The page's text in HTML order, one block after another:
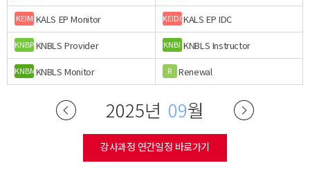
KEIM KALS EP Monitor KEIDCKALS EP IDC
KNBPKNBLS Provider KNBI KNBLS Instructor
KNBMKNBLS Monitor R Renewal
2025년 09월
강사과정 연간일정 바로가기